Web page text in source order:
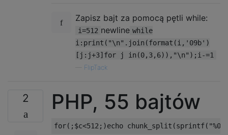
.X.
.X.
...
Zapisz bajt za pomocą pętli while:
i=512 newline while
i:print("\n".join(format(i,'09b')
[j:j+3]for j in(0,3,6)),"\n");i-=1
FlipTack
2 PHP, 55 bajtów